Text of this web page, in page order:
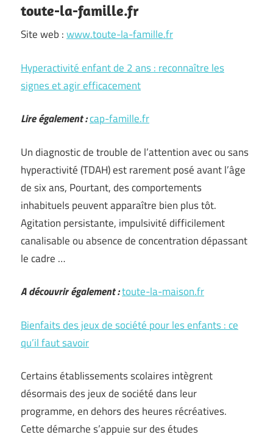
toute-la-famille.fr
Site web :www.toute-la-famille.fr
Hyperactivité enfant de 2 ans : reconnaître les
signes et agir efficacement
Lire également :cap-famille.fr
Un diagnostic de trouble de l’attention avec ou sans
hyperactivité (TDAH) est rarement posé avant l’âge
de six ans, Pourtant, des comportements
inhabituels peuvent apparaître bien plus tôt.
Agitation persistante, impulsivité difficilement
canalisable ou absence de concentration dépassant
le cadre …
A découvrir également :toute-la-maison.fr
Bienfaits des jeux de société pour les enfants : ce
qu’il faut savoir
Certains établissements scolaires intègrent
désormais des jeux de société dans leur
programme, en dehors des heures récréatives.
Cette démarche s’appuie sur des études